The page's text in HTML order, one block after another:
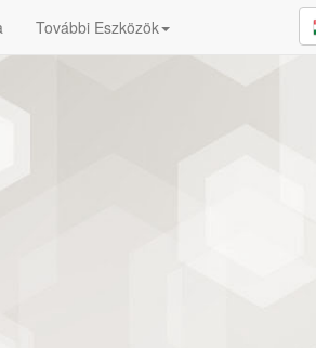
További Eszközök